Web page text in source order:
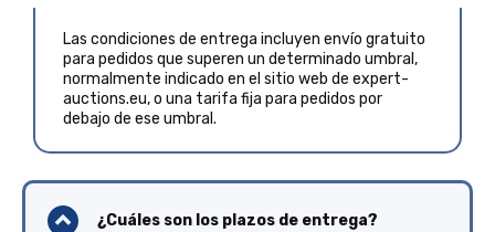
Las condiciones de entrega incluyen envío gratuito
para pedidos que superen un determinado umbral,
normalmente indicado en el sitio web de expert-
auctions.eu, o una tarifa fija para pedidos por
debajo de ese umbral.
¿Cuáles son los plazos de entrega?